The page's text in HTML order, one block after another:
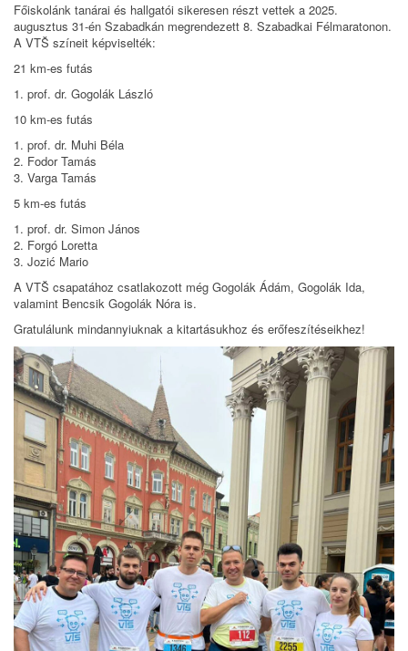
Főiskolánk tanárai és hallgatói sikeresen részt vettek a 2025.
augusztus 31-én Szabadkán megrendezett 8. Szabadkai Félmaratonon.
A VTŠ színeit képviselték:
21 km-es futás
1. prof. dr. Gogolák László
10 km-es futás
1. prof. dr. Muhi Béla
2. Fodor Tamás
3. Varga Tamás
5 km-es futás
1. prof. dr. Simon János
2. Forgó Loretta
3. Jozić Mario
A VTŠ csapatához csatlakozott még Gogolák Ádám, Gogolák Ida,
valamint Bencsik Gogolák Nóra is.
Gratulálunk mindannyiuknak a kitartásukhoz és erőfeszítéseikhez!